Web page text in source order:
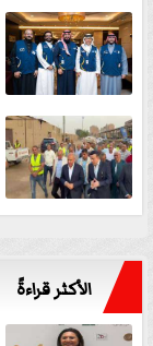
الأكثر قراءةً